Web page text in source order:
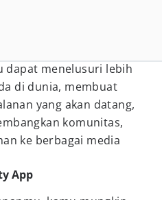
dapat menelusuri lebih
di dunia, membuat
yang akan datang,
komunitas,
ke berbagai media
App